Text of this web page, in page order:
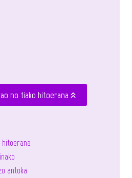
no tiako hitoerana
antoka